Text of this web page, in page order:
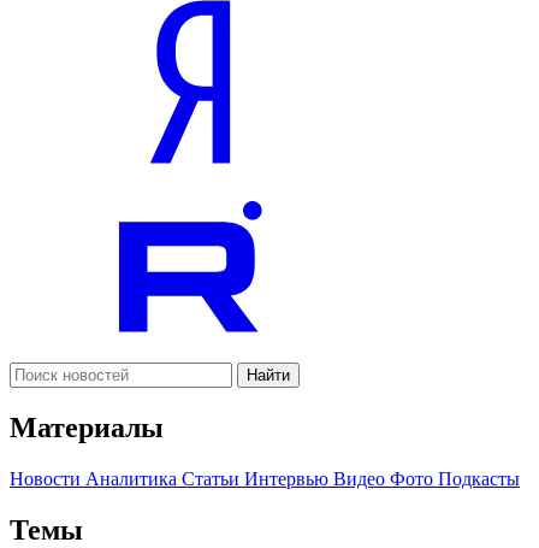
Найти
Материалы
Новости Аналитика Статьи Интервью Видео Фото Подкасты
Темы